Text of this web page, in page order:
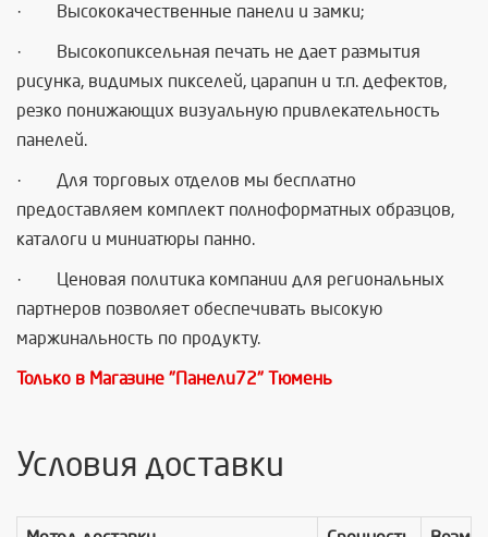
· Высококачественные панели и замки;
· Высокопиксельная печать не дает размытия
рисунка, видимых пикселей, царапин и т.п. дефектов,
резко понижающих визуальную привлекательность
панелей.
· Для торговых отделов мы бесплатно
предоставляем комплект полноформатных образцов,
каталоги и миниатюры панно.
· Ценовая политика компании для региональных
партнеров позволяет обеспечивать высокую
маржинальность по продукту.
Только в Магазине "Панели72" Тюмень
Условия доставки